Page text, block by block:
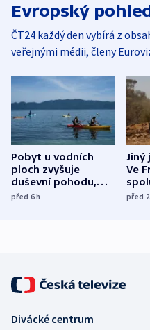
Evropský
ČT24 každý den vybírá z
veřejnými médii, členy
Pobyt u vodních
ploch zvyšuje
duševní pohodu,
ukázala
před 6h
Jiný
Ve
před
Divácké centrum